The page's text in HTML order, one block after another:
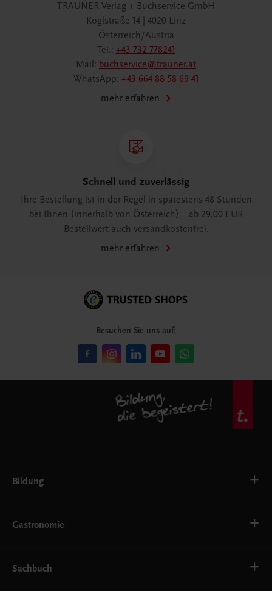
TRAUNER Verlag + Buchservice GmbH
Köglstraße 14 | 4020 Linz
Österreich/Austria
Tel.: +43 732 778241
Mail: buchservice@trauner.at
WhatsApp: +43 664 88 58 69 41
mehr erfahren
Schnell und zuverlässig
Ihre Bestellung ist in der Regel in spätestens 48 Stunden
bei Ihnen (innerhalb von Österreich) – ab 29,00 EUR
Bestellwert auch versandkostenfrei.
mehr erfahren
Besuchen Sie uns auf:
Bildung
AHS
EWF/ZWF
FW
Gastronomie
Getränke
Sachbuch